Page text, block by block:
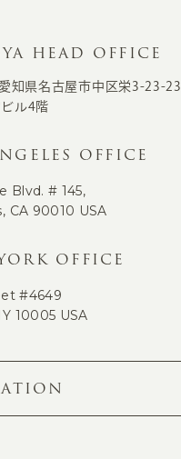
HEAD OFFICE
知県名古屋市中区栄3-23-23
ル4階
OFFICE
Blvd. # 145,
CA 90010 USA
OFFICE
#4649
10005 USA